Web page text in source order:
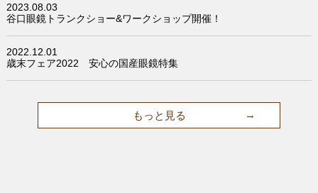
2023.08.03
谷口眼鏡トランクショー&ワークショップ開催！
2022.12.01
歳末フェア2022 安心の国産眼鏡特集
もっと見る